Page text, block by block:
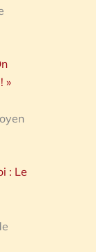
»
: Le